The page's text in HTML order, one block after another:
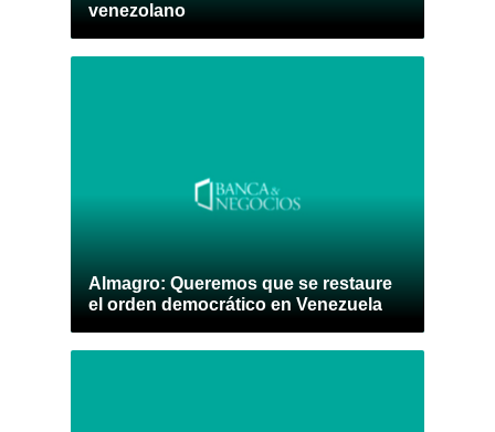
venezolano
Almagro: Queremos que se restaure
el orden democrático en Venezuela